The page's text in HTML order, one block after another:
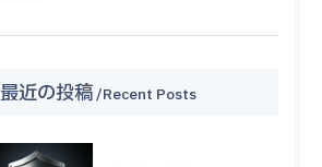
最近の投稿 Recent Posts